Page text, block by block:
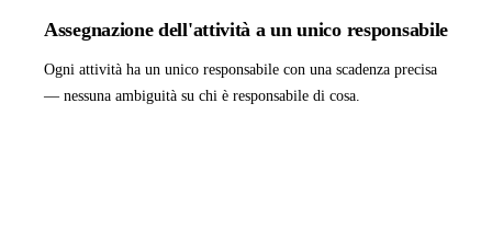
Assegnazione dell'attività a un unico responsabile
Ogni attività ha un unico responsabile con una scadenza precisa
— nessuna ambiguità su chi è responsabile di cosa.